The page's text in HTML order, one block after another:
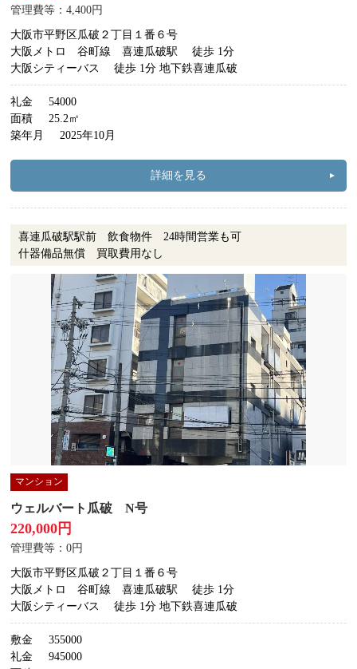
管理費等：4,400円
大阪市平野区瓜破２丁目１番６号
大阪メトロ 谷町線 喜連瓜破駅 徒歩 1分
大阪シティーバス
徒歩 1分 地下鉄喜連瓜破
礼金
54000
面積
25.2㎡
築年月
2025年10月
詳細を見る
喜連瓜破駅駅前 飲食物件 24時間営業も可
什器備品無償 買取費用なし
マンション
ウェルバート瓜破 N号
220,000円
管理費等：0円
大阪市平野区瓜破２丁目１番６号
大阪メトロ 谷町線 喜連瓜破駅 徒歩 1分
大阪シティーバス
徒歩 1分 地下鉄喜連瓜破
敷金
355000
礼金
945000